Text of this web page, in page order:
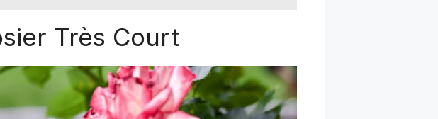
Très Court